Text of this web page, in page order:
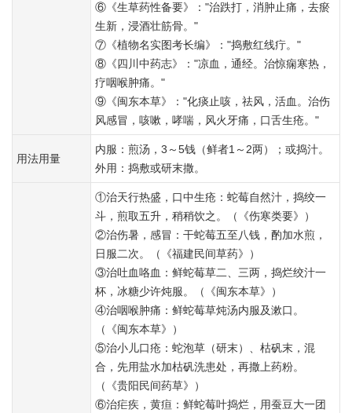
⑥《生草药性备要》："治跌打，消肿止痛，去瘀
生新，浸酒壮筋骨。"
⑦《植物名实图考长编》："捣敷红线疔。"
⑧《四川中药志》："凉血，通经。治惊痫寒热，
疗咽喉肿痛。"
⑨《闽东本草》："化痰止咳，祛风，活血。治伤
风感冒，咳嗽，哮喘，风火牙痛，口舌生疮。"
用法用量
内服：煎汤，3～5钱（鲜者1～2两）；或捣汁。
外用：捣敷或研末撒。
①治天行热盛，口中生疮：蛇莓自然汁，捣绞一
斗，煎取五升，稍稍饮之。（《伤寒类要》）
②治伤暑，感冒：干蛇莓五至八钱，酌加水煎，
日服二次。（《福建民间草药》）
③治吐血咯血：鲜蛇莓草二、三两，捣烂绞汁一
杯，冰糖少许炖服。（《闽东本草》）
④治咽喉肿痛：鲜蛇莓草炖汤内服及漱口。
（《闽东本草》）
⑤治小儿口疮：蛇泡草（研末）、枯矾末，混
合，先用盐水加枯矾洗患处，再撒上药粉。
（《贵阳民间药草》）
⑥治疟疾，黄疸：鲜蛇莓叶捣烂，用蚕豆大一团